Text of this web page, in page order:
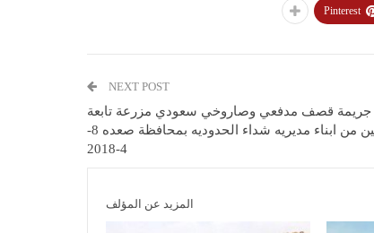
Pinterest
NEXT POST
جريمة قصف مدفعي وصاروخي سعودي مزرعة تابعة
لمواطنين من ابناء مديريه شداء الحدوديه بمحافظة صعده 8-
4-2018
المزيد عن المؤلف